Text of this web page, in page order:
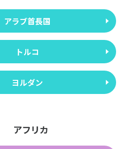
アラブ首長国
トルコ
ヨルダン
アフリカ